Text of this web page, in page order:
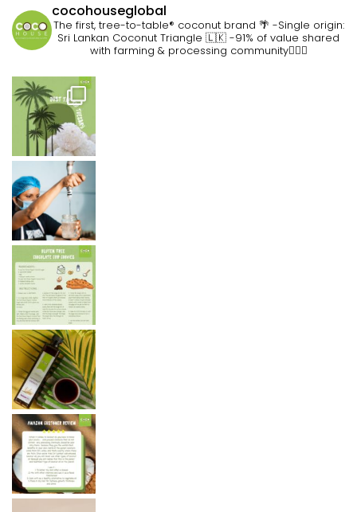
cocohouseglobal
The first, tree-to-table® coconut brand 🌴 -Single origin:
Sri Lankan Coconut Triangle 🇱🇰 -91% of value shared
with farming & processing community👷🏽‍♀️